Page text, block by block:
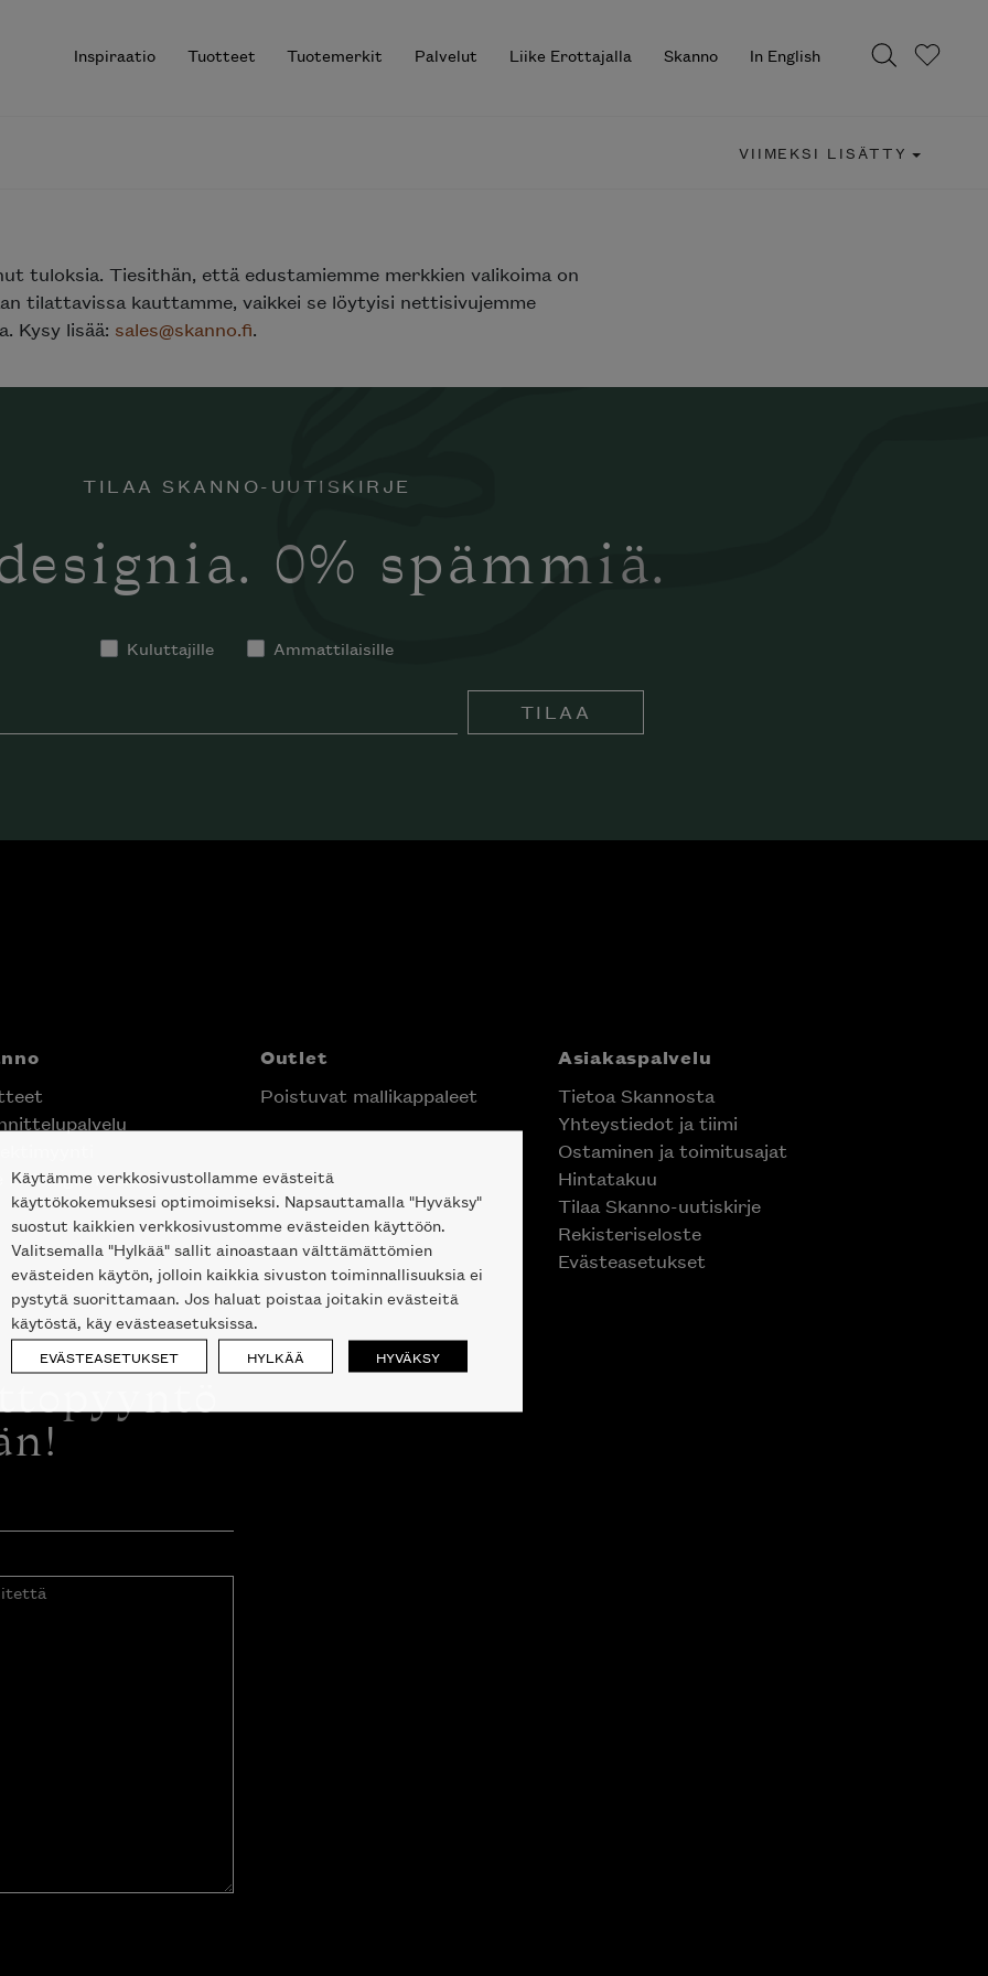
Inspiraatio Tuotteet Tuotemerkit Palvelut Liike Erottajalla Skanno In English
VIIMEKSI LISÄTTY
tuloksia. Tiesithän, että edustamiemme merkkien valikoima on
tilattavissa kauttamme, vaikkei se löytyisi nettisivujemme
Kysy lisää: sales@skanno.fi.
TILAA SKANNO-UUTISKIRJE
0% spämmiä.
Kuluttajille Ammattilaisille
TILAA
Helsingin keskustassa
Outlet
Poistuvat mallikappaleet
Asiakaspalvelu
Tietoa Skannosta
Yhteystiedot ja tiimi
Ostaminen ja toimitusajat
Hintatakuu
Tilaa Skanno-uutiskirje
Rekisteriseloste
Evästeasetukset
Käytämme verkkosivustollamme evästeitä
käyttökokemuksesi optimoimiseksi. Napsauttamalla "Hyväksy"
suostut kaikkien verkkosivustomme evästeiden käyttöön.
Valitsemalla "Hylkää" sallit ainoastaan välttämättömien
evästeiden käytön, jolloin kaikkia sivuston toiminnallisuuksia ei
pystytä suorittamaan. Jos haluat poistaa joitakin evästeitä
käytöstä, käy evästeasetuksissa.
EVÄSTEASETUKSET HYLKÄÄ HYVÄKSY